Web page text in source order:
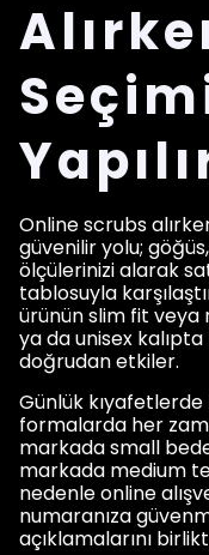
Online scrubs
güvenilir yolu;
ölçülerinizi alarak
tablosuyla
ürünün slim fit veya
ya da unisex
doğrudan etkiler.
Günlük kıyafetlerde
formalarda her
markada small
markada medium
nedenle online
numaranıza
açıklamalarını